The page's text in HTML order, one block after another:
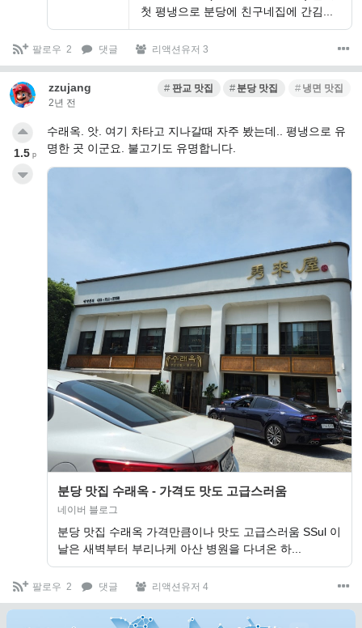
첫 평냉으로 분당에 친구네집에 간김...
팔로우 2 댓글 리액션유저 3
zzujang
2년 전
판교 맛집 분당 맛집 냉면 맛집
수래옥. 앗. 여기 차타고 지나갈때 자주 봤는데.. 평냉으로 유
명한 곳 이군요. 불고기도 유명합니다.
분당 맛집 수래옥 - 가격도 맛도 고급스러움
네이버 블로그
분당 맛집 수래옥 가격만큼이나 맛도 고급스러움 SSul 이
날은 새벽부터 부리나케 아산 병원을 다녀온 하...
1.5 p
팔로우 2 댓글 리액션유저 4